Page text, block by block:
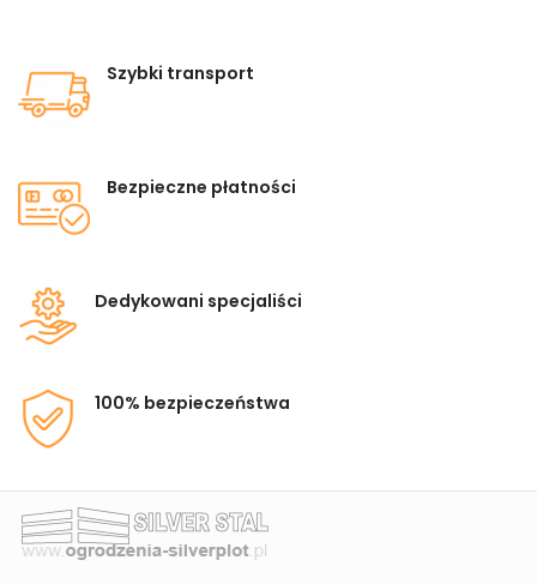
Szybki transport
Bezpieczne płatności
Dedykowani specjaliści
100% bezpieczeństwa